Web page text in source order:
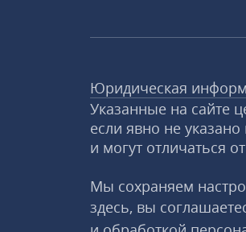
Юридическая
Указанные на сайте
если явно не
и могут отличаться
Мы сохраняем
здесь, вы